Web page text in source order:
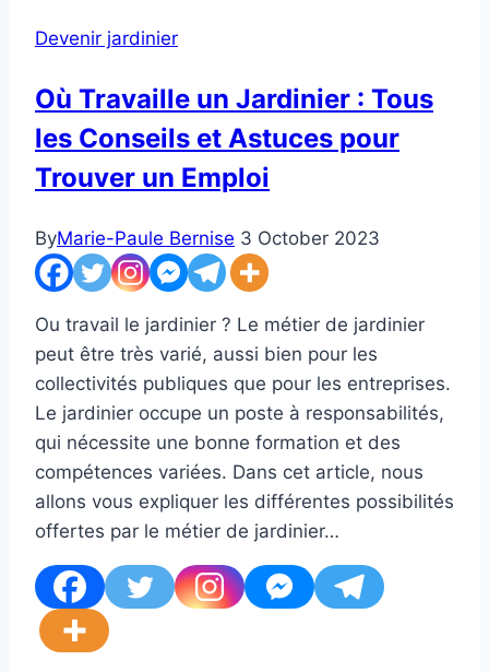
Ce
Vous
Devez
Savoir
Devenir jardinier
Où Travaille un Jardinier : Tous
les Conseils et Astuces pour
Trouver un Emploi
ByMarie-Paule Bernise 3 October 2023
Ou travail le jardinier ? Le métier de jardinier
peut être très varié, aussi bien pour les
collectivités publiques que pour les entreprises.
Le jardinier occupe un poste à responsabilités,
qui nécessite une bonne formation et des
compétences variées. Dans cet article, nous
allons vous expliquer les différentes possibilités
offertes par le métier de jardinier…